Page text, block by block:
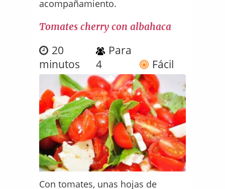
acompañamiento.
Tomates cherry con albahaca
20
minutos
Para
4
Fácil
Con tomates, unas hojas de